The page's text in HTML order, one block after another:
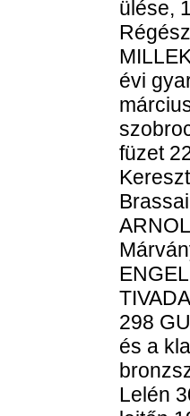
ülése,
évi
füzet
298
és a
Lelén